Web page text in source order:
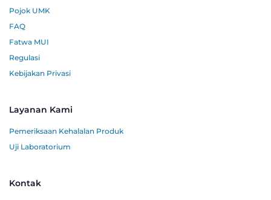
Pojok UMK
FAQ
Fatwa MUI
Regulasi
Kebijakan Privasi
Layanan Kami
Pemeriksaan Kehalalan Produk
Uji Laboratorium
Kontak